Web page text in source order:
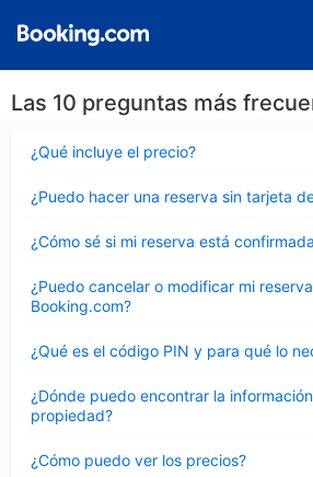
Las 10 preguntas más
¿Qué incluye el precio?
cerrado
¿Puedo hacer una reserva sin tarjeta
cerrado
¿Cómo sé si mi reserva está
cerrado
¿Puedo cancelar o modificar mi
Booking.com?
cerrado
¿Qué es el código PIN y para qué lo
cerrado
¿Dónde puedo encontrar la
propiedad?
cerrado
¿Cómo puedo ver los precios?
cerrado